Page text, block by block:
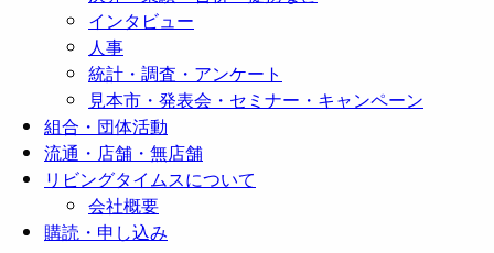
インタビュー
人事
統計・調査・アンケート
見本市・発表会・セミナー・キャンペーン
組合・団体活動
流通・店舗・無店舗
リビングタイムスについて
会社概要
購読・申し込み